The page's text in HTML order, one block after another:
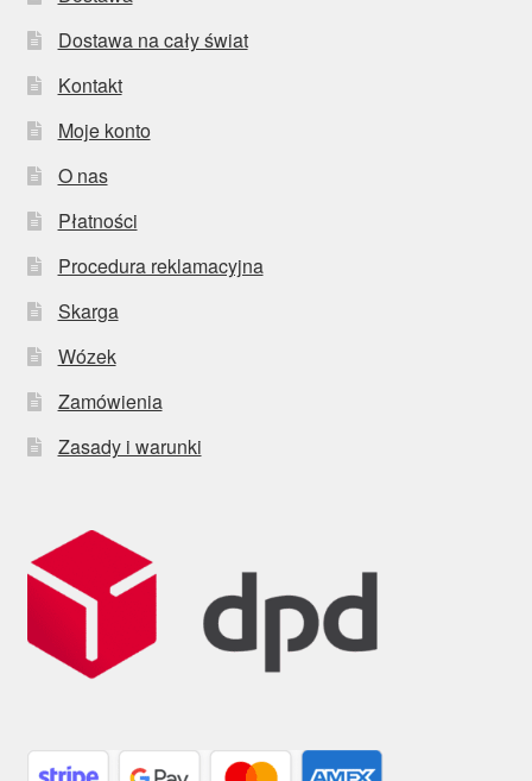
Dostawa na cały świat
Kontakt
Moje konto
O nas
Płatności
Procedura reklamacyjna
Skarga
Wózek
Zamówienia
Zasady i warunki